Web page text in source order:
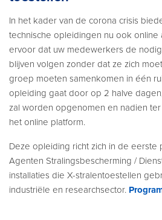
In het kader van de corona crisis
technische opleidingen nu ook online
ervoor dat uw medewerkers de
blijven volgen zonder dat ze zich
groep moeten samenkomen in één
opleiding gaat door op 2 halve
zal worden opgenomen en nadien
het online platform​.
Deze opleiding richt zich in de eerste
Agenten Stralingsbescherming /
installaties die X-stralentoestellen
industriële en researchsector.